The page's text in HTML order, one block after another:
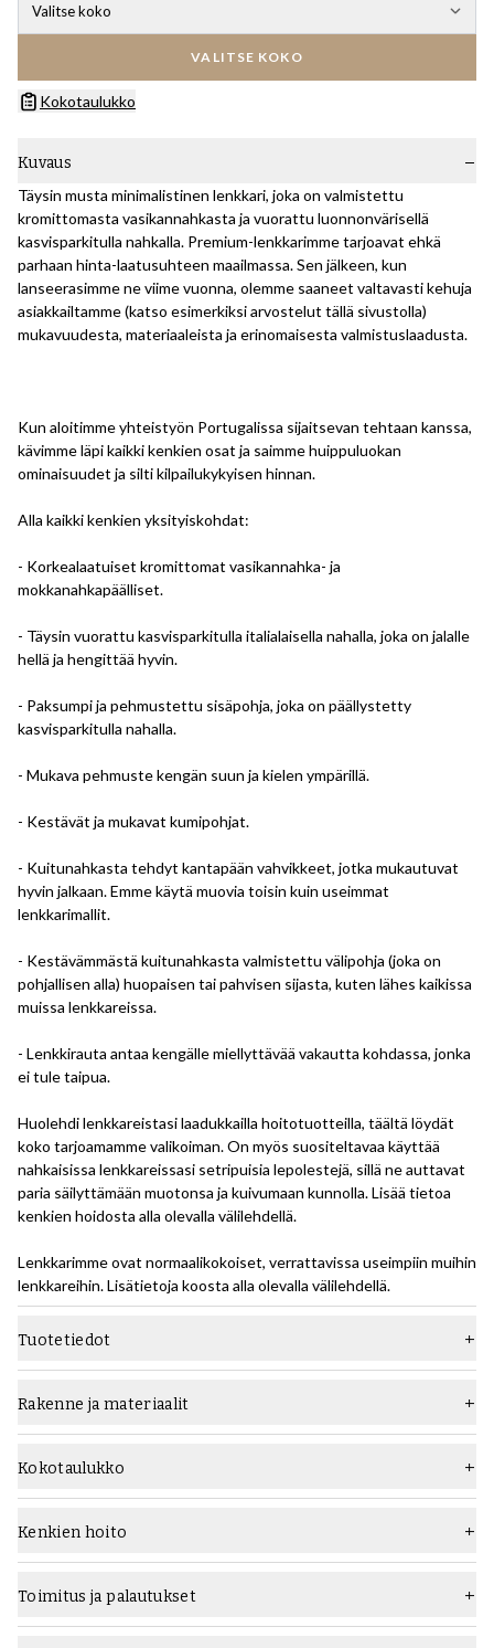
Valitse koko
VALITSE KOKO
Kokotaulukko
Kuvaus
Täysin musta minimalistinen lenkkari, joka on valmistettu
kromittomasta vasikannahkasta ja vuorattu luonnonvärisellä
kasvisparkitulla nahkalla. Premium-lenkkarimme tarjoavat ehkä
parhaan hinta-laatusuhteen maailmassa. Sen jälkeen, kun
lanseerasimme ne viime vuonna, olemme saaneet valtavasti kehuja
asiakkailtamme (katso esimerkiksi arvostelut tällä sivustolla)
mukavuudesta, materiaaleista ja erinomaisesta valmistuslaadusta.
Kun aloitimme yhteistyön Portugalissa sijaitsevan tehtaan kanssa,
kävimme läpi kaikki kenkien osat ja saimme huippuluokan
ominaisuudet ja silti kilpailukykyisen hinnan.
Alla kaikki kenkien yksityiskohdat:
- Korkealaatuiset kromittomat vasikannahka- ja
mokkanahkapäälliset.
- Täysin vuorattu kasvisparkitulla italialaisella nahalla, joka on jalalle
hellä ja hengittää hyvin.
- Paksumpi ja pehmustettu sisäpohja, joka on päällystetty
kasvisparkitulla nahalla.
- Mukava pehmuste kengän suun ja kielen ympärillä.
- Kestävät ja mukavat kumipohjat.
- Kuitunahkasta tehdyt kantapään vahvikkeet, jotka mukautuvat
hyvin jalkaan. Emme käytä muovia toisin kuin useimmat
lenkkarimallit.
- Kestävämmästä kuitunahkasta valmistettu välipohja (joka on
pohjallisen alla) huopaisen tai pahvisen sijasta, kuten lähes kaikissa
muissa lenkkareissa.
- Lenkkirauta antaa kengälle miellyttävää vakautta kohdassa, jonka
ei tule taipua.
Huolehdi lenkkareistasi laadukkailla hoitotuotteilla, täältä löydät
koko tarjoamamme valikoiman. On myös suositeltavaa käyttää
nahkaisissa lenkkareissasi setripuisia lepolestejä, sillä ne auttavat
paria säilyttämään muotonsa ja kuivumaan kunnolla. Lisää tietoa
kenkien hoidosta alla olevalla välilehdellä.
Lenkkarimme ovat normaalikokoiset, verrattavissa useimpiin muihin
lenkkareihin. Lisätietoja koosta alla olevalla välilehdellä.
Tuotetiedot
Tyyppi Lenkkarit
Leveys F (vakio)
Väri
Rakenne Sivuseinä ommeltu
Rakenne ja materiaalit
Sidewall-ompeletussa kengässä käytetään ns. kuppipohjia, joihin
laitetaan ylä- ja kestolauta/välipohja ja sitten Sidewall-
varusteilla.
Kokotaulukko
Kenkien hoito
Kengän perushoito:
- Vältä käyttämästä samaa kenkäparia kahtena päivänä peräkkäin.
Kengät tarvitsevat aikaa kuivua, muuten ne kuluvat nopeammin.
Toimitus ja palautukset